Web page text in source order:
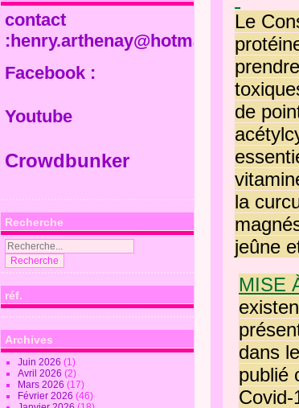
contact
:henry.arthenay@hotmail.fr
Facebook :
Youtube
Crowdbunker
Recherche
réf.
Archives
Juin 2026(1)
Avril 2026(2)
Mars 2026(17)
Février 2026(46)
Le
de
la
jeûne
MISE
dans
publié
Covid-